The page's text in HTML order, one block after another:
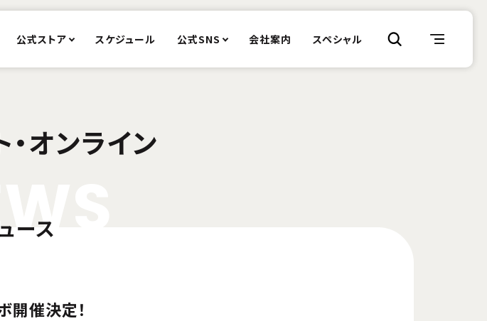
公式ストア スケジュール 公式SNS 会社案内 スペシャル
オンライン
W
ース
開催決定！